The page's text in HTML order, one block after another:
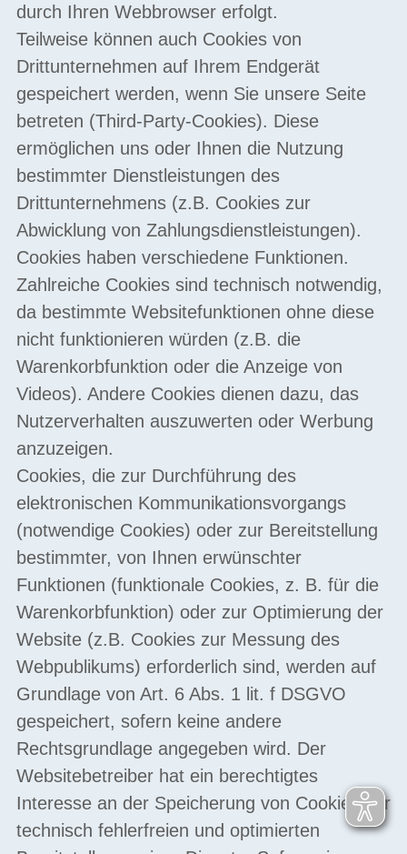
durch Ihren Webbrowser erfolgt.
Teilweise können auch Cookies von
Drittunternehmen auf Ihrem Endgerät
gespeichert werden, wenn Sie unsere Seite
betreten (Third-Party-Cookies). Diese
ermöglichen uns oder Ihnen die Nutzung
bestimmter Dienstleistungen des
Drittunternehmens (z.B. Cookies zur
Abwicklung von Zahlungsdienstleistungen).
Cookies haben verschiedene Funktionen.
Zahlreiche Cookies sind technisch notwendig,
da bestimmte Websitefunktionen ohne diese
nicht funktionieren würden (z.B. die
Warenkorbfunktion oder die Anzeige von
Videos). Andere Cookies dienen dazu, das
Nutzerverhalten auszuwerten oder Werbung
anzuzeigen.
Cookies, die zur Durchführung des
elektronischen Kommunikationsvorgangs
(notwendige Cookies) oder zur Bereitstellung
bestimmter, von Ihnen erwünschter
Funktionen (funktionale Cookies, z. B. für die
Warenkorbfunktion) oder zur Optimierung der
Website (z.B. Cookies zur Messung des
Webpublikums) erforderlich sind, werden auf
Grundlage von Art. 6 Abs. 1 lit. f DSGVO
gespeichert, sofern keine andere
Rechtsgrundlage angegeben wird. Der
Websitebetreiber hat ein berechtigtes
Interesse an der Speicherung von Cookies zur
technisch fehlerfreien und optimierten